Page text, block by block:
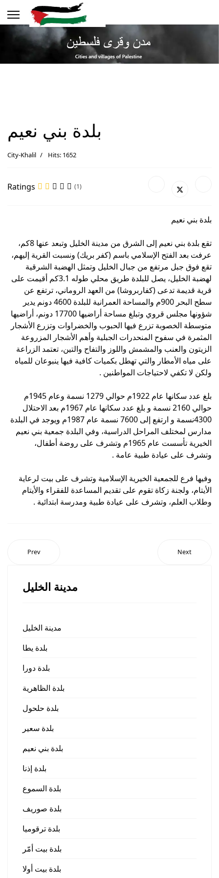
بلدة بني نعيم
City-Khalil Hits: 1652
Ratings (1)
بلدة بني نعيم
تقع بلدة بني نعيم إلى الشرق من مدينة الخليل وتبعد عنها 8كم،
عرفت بعد الفتح الإسلامي باسم (كفر بريك) ونسبت القرية إليهم،
تقع فوق جبل مرتفع من جبال الخليل وتمثل الهضبة الشرقية
لهضبة الخليل، يصل للبلدة طريق محلي طوله 3.1كم أقيمت على
قرية قديمة تدعى (كفاربروشا) من العهد الروماني، ترتفع عن
سطح البحر 900م والمساحة العمرانية للبلدة 4600 دونم يدير
شؤونها مجلس قروي وتبلغ مساحة أراضيها 17700 دونم، أراضيها
متوسطة الخصوبة تزرع فيها الحبوب والخضراوات وتزرع الأشجار
المثمرة في سفوح المنحدرات الجبلية وأهم الأشجار المزروعة
الزيتون والعنب والمشمش واللوز والتفاح والتين، تعتمد الزراعة
على مياه الأمطار والتي تهطل بكميات كافية فيها ينبوعان للمياه
ولكن لا تكفي لاحتياجات المواطنين .
بلغ عدد سكانها عام 1922م حوالي 1279 نسمة وعام 1945م
حوالي 2160 نسمة و بلغ عدد سكانها عام 1967م بعد الاحتلال
4300نسمة و ارتفع إلى 7600 نسمة عام 1987م ويوجد في البلدة
مدارس لمختلف المراحل الدراسية، وفي البلدة جمعية بني نعيم
الخيرية تأسست عام 1965م وتشرف على روضة أطفال،
وتشرف على عيادة طبية عامة .
وفيها فرع للجمعية الخيرية الإسلامية وتشرف على بيت لرعاية
الأيتام، ولجنة زكاة تقوم على تقديم المساعدة للفقراء والأيتام
وطلاب العلم، وتشرف على عيادة طبية ومدرسة ابتدائية .
Prev Next
مدينة الخليل
مدينة الخليل
بلدة يطا
بلدة دورا
بلدة الظاهرية
بلدة حلحول
بلدة سعير
بلدة بني نعيم
بلدة إذنا
بلدة السموع
بلدة صوريف
بلدة ترقوميا
بلدة بيت أمّر
بلدة بيت أولا